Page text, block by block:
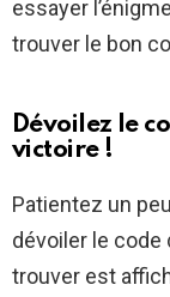
essayer
trouver le bon
Dévoilez le
victoire !
Patientez un
dévoiler le code
trouver est